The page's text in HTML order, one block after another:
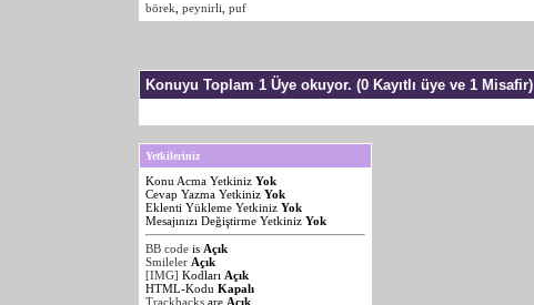
börek ,peynirli ,puf
Konuyu Toplam 1 Üye okuyor.(0 Kayıtlı üye ve 1 Misafir)
Yetkileriniz
Konu Acma YetkinizYok
Cevap Yazma YetkinizYok
Eklenti Yükleme YetkinizYok
Mesajınızı Değiştirme YetkinizYok
BB code is Açık
Smileler Açık
[IMG] Kodları Açık
HTML-KoduKapalı
Trackbacks are Açık